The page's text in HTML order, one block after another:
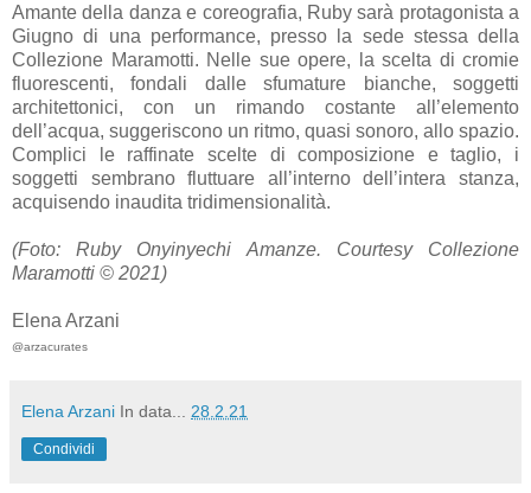
Amante della danza e coreografia, Ruby sarà protagonista a
Giugno di una performance, presso la sede stessa della
Collezione Maramotti. Nelle sue opere, la scelta di cromie
fluorescenti, fondali dalle sfumature bianche, soggetti
architettonici, con un rimando costante all’elemento
dell’acqua, suggeriscono un ritmo, quasi sonoro, allo spazio.
Complici le raffinate scelte di composizione e taglio, i
soggetti sembrano fluttuare all’interno dell’intera stanza,
acquisendo inaudita tridimensionalità.
(Foto: Ruby Onyinyechi Amanze. Courtesy Collezione
Maramotti © 2021)
Elena Arzani
@arzacurates
Elena Arzani In data... 28.2.21
Condividi